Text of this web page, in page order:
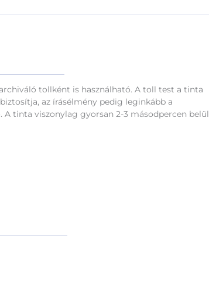
tollként is használható. A toll test a tinta
az írásélmény pedig leginkább a
tinta viszonylag gyorsan 2-3 másodpercen belül